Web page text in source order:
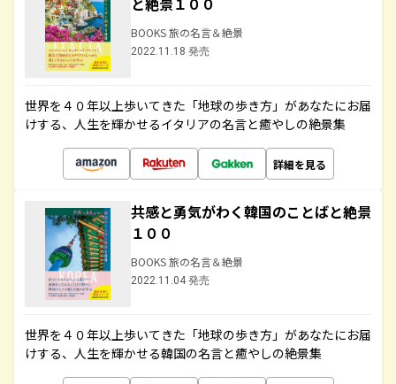
BOOKS 旅の名言＆絶景
2022.11.18 発売
世界を４０年以上歩いてきた「地球の歩き方」があなたにお届
けする、人生を輝かせるイタリアの名言と癒やしの絶景集
詳細を見る
共感と勇気がわく韓国のことばと絶景
１００
BOOKS 旅の名言＆絶景
2022.11.04 発売
世界を４０年以上歩いてきた「地球の歩き方」があなたにお届
けする、人生を輝かせる韓国の名言と癒やしの絶景集